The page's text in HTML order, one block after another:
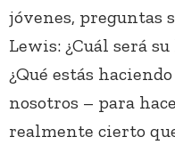
jóvenes, preguntas
Lewis: ¿Cuál será
¿Qué estás
nosotros – para
realmente cierto